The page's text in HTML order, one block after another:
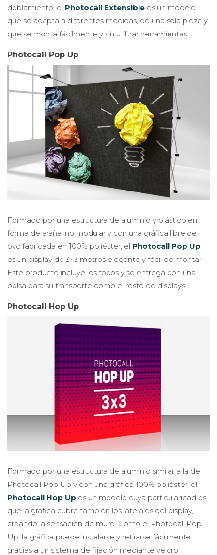
doblamiento, el Photocall Extensible es un modelo
que se adapta a diferentes medidas, de una sola pieza y
que se monta fácilmente y sin utilizar herramientas.
Photocall Pop Up
Formado por una estructura de aluminio y plástico en
forma de araña, no modular y con una gráfica libre de
pvc fabricada en 100% poliéster, el Photocall Pop Up
es un display de 3×3 metros elegante y fácil de montar.
Este producto incluye los focos y se entrega con una
bolsa para su transporte como el resto de displays.
Photocall Hop Up
Formado por una estructura de aluminio similar a la del
Photocall Pop Up y con una gráfica 100% poliéster, el
Photocall Hop Up es un modelo cuya particularidad es
que la gráfica cubre también los laterales del display,
creando la sensación de muro. Como el Photocall Pop
Up, la gráfica puede instalarse y retirarse fácilmente
gracias a un sistema de fijación mediante velcro.